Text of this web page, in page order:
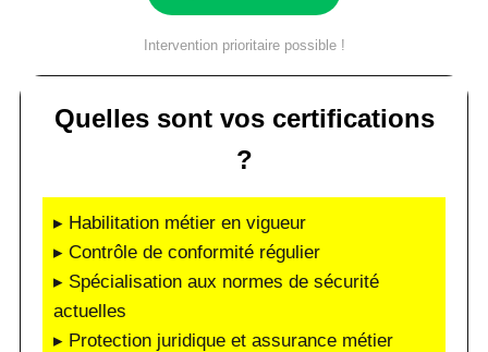
Intervention prioritaire possible !
Quelles sont vos certifications
?
▸ Habilitation métier en vigueur
▸ Contrôle de conformité régulier
▸ Spécialisation aux normes de sécurité
actuelles
▸ Protection juridique et assurance métier